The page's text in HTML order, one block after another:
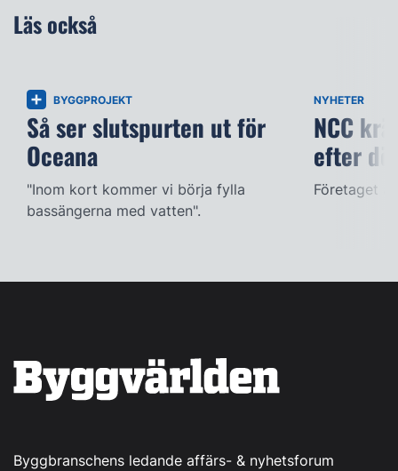
Läs också
BYGGPROJEKT
Så ser slutspurten ut för
Oceana
"Inom kort kommer vi börja fylla
bassängerna med vatten".
NYHETER
NCC
efter
Företaget
Byggbranschens ledande affärs- & nyhetsforum